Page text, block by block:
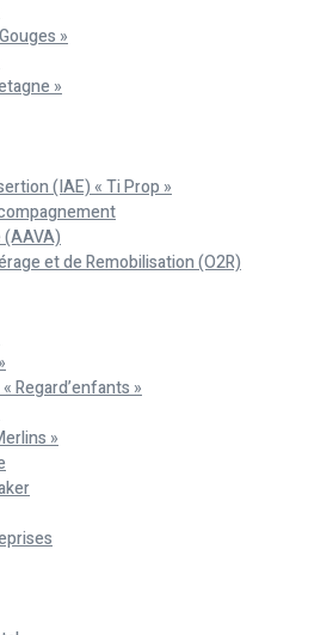
»
»
(IAE) « Ti Prop »
(AAVA)
et de Remobilisation (O2R)
Regard’enfants »
»